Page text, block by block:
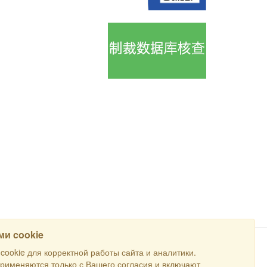
cookie
для корректной работы сайта и аналитики.
только с Вашего согласия и включают
搜寻